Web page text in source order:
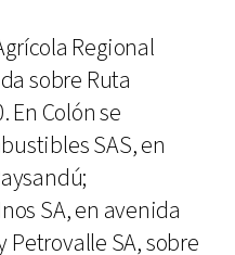
Regional
sobre Ruta
En Colón se
SAS, en
SA, en avenida
Petrovalle SA, sobre